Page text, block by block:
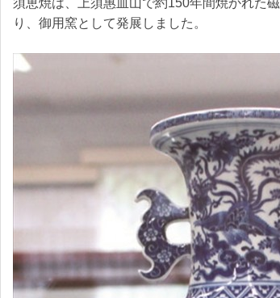
須恵焼は、上須惠皿山で約150年間焼かれた
り、御用窯として発展しました。